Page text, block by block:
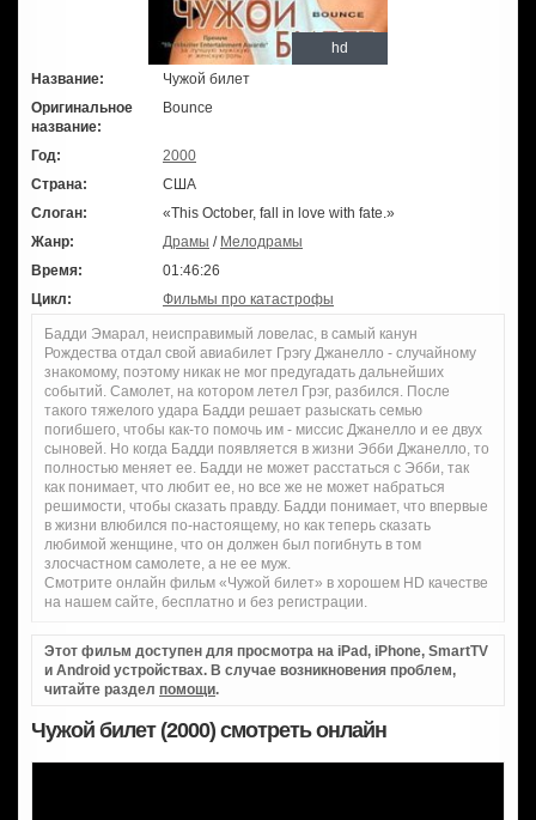
hd
Название:
Чужой билет
Оригинальное
название:
Bounce
Год:
2000
Страна:
США
Слоган:
«This October, fall in love with fate.»
Жанр:
Драмы / Мелодрамы
Время:
01:46:26
Цикл:
Фильмы про катастрофы
Бадди Эмарал, неисправимый ловелас, в самый канун
Рождества отдал свой авиабилет Грэгу Джанелло - случайному
знакомому, поэтому никак не мог предугадать дальнейших
событий. Самолет, на котором летел Грэг, разбился. После
такого тяжелого удара Бадди решает разыскать семью
погибшего, чтобы как-то помочь им - миссис Джанелло и ее двух
сыновей. Но когда Бадди появляется в жизни Эбби Джанелло, то
полностью меняет ее. Бадди не может расстаться с Эбби, так
как понимает, что любит ее, но все же не может набраться
решимости, чтобы сказать правду. Бадди понимает, что впервые
в жизни влюбился по-настоящему, но как теперь сказать
любимой женщине, что он должен был погибнуть в том
злосчастном самолете, а не ее муж.
Смотрите онлайн фильм «Чужой билет» в хорошем HD качестве
на нашем сайте, бесплатно и без регистрации.
Этот фильм доступен для просмотра на iPad, iPhone, SmartTV
и Android устройствах. В случае возникновения проблем,
читайте раздел помощи.
Чужой билет (2000) смотреть онлайн